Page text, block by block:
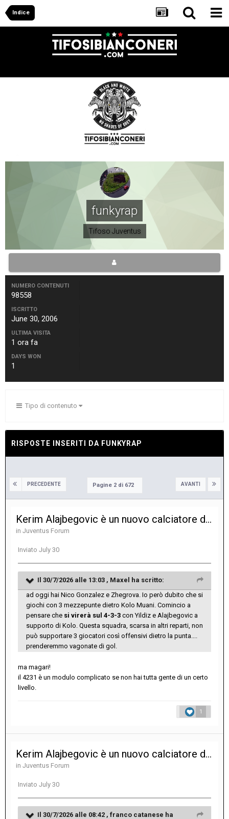
Indice
funkyrap
Tifoso Juventus
NUMERO CONTENUTI
98558
ISCRITTO
June 30, 2006
ULTIMA VISITA
1 ora fa
DAYS WON
1
Tipo di contenuto
RISPOSTE INSERITI DA FUNKYRAP
PRECEDENTE AVANTI
Pagine 2 di 672
Kerim Alajbegovic è un nuovo calciatore della Juventus
in Juventus Forum
Inviato July 30
Il 30/7/2026 alle 13:03 , Maxel
ha scritto:
ad oggi hai Nico Gonzalez e Zhegrova. Io però dubito che si
giochi con 3 mezzepunte dietro Kolo Muani. Comincio a
pensare che si virerà sul 4-3-3 con Yildiz e Alajbegovic a
supporto di Kolo. Questa squadra, scarsa in altri reparti, non
può supportare 3 giocatori così offensivi dietro la punta....
prenderemmo vagonate di gol.
ma magari!
il 4231 è un modulo complicato se non hai tutta gente di un certo
livello.
1
Kerim Alajbegovic è un nuovo calciatore della Juventus
in Juventus Forum
Inviato July 30
Il 30/7/2026 alle 08:42 , franco catanese ha